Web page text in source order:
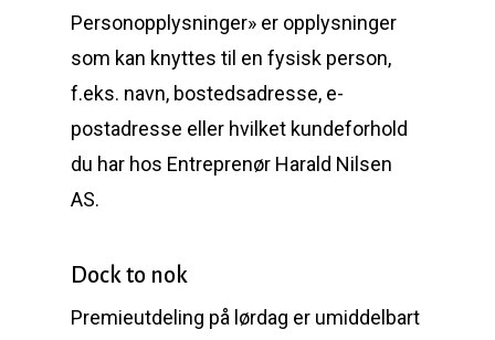
Personopplysninger» er opplysninger
som kan knyttes til en fysisk person,
f.eks. navn, bostedsadresse, e-
postadresse eller hvilket kundeforhold
du har hos Entreprenør Harald Nilsen
AS.
Dock to nok
Premieutdeling på lørdag er umiddelbart